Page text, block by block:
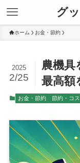
グ
ホーム お金・節約
農機具
最高額
2025
2/25
お金・節約 節約・コ